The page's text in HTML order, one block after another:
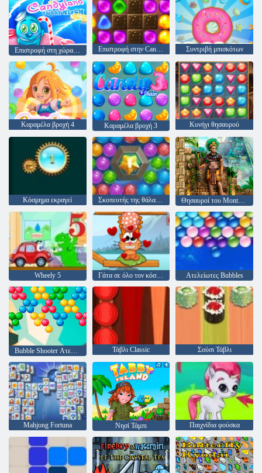
Επιστροφή στην Candyland: Επεισόδιο 2 Συντριβή μπισκότων
Καραμέλα βροχή 4 Καραμέλα βροχή 3 Κυνήγι θησαυρού
Κόσμημα εκραγεί Σκοπευτής της θάλασσας Θησαυροί του Montezuma 2
Wheely 5 Γάτα σε όλο τον κόσμο - αλπικές λίμνες Ατελείωτες Bubbles
Τάβλι Classic Σούσι Τάβλι
Mahjong Fortuna Νησί Τάμπι Παιχνίδια φούσκα